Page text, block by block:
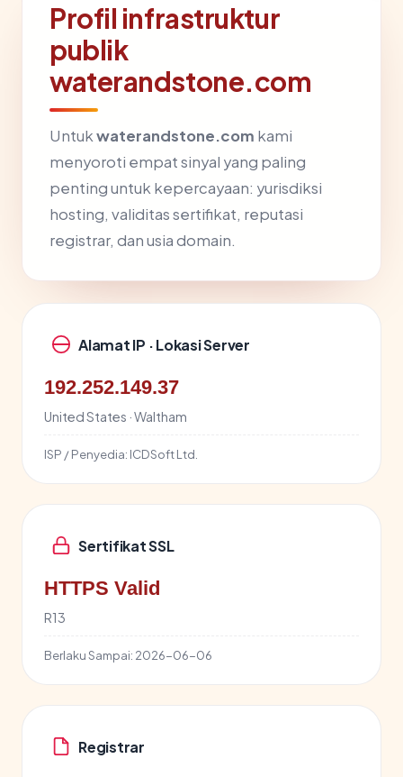
Profil infrastruktur
publik
waterandstone.com
Untukwaterandstone.com kami
menyoroti empat sinyal yang paling
penting untuk kepercayaan: yurisdiksi
hosting, validitas sertifikat, reputasi
registrar, dan usia domain.
Alamat IP · Lokasi Server
192.252.149.37
United States · Waltham
ISP / Penyedia: ICDSoft Ltd.
Sertifikat SSL
HTTPS Valid
R13
Berlaku Sampai: 2026-06-06
Registrar